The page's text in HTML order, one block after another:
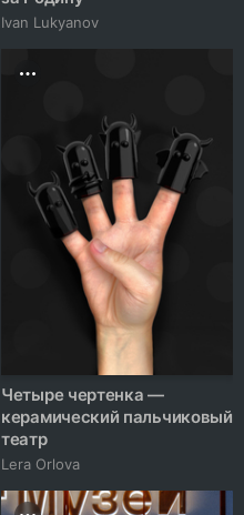
Ivan Lukyanov
‎‎Четыре чертенка —
керамический пальчиковый
театр
Lera Orlova